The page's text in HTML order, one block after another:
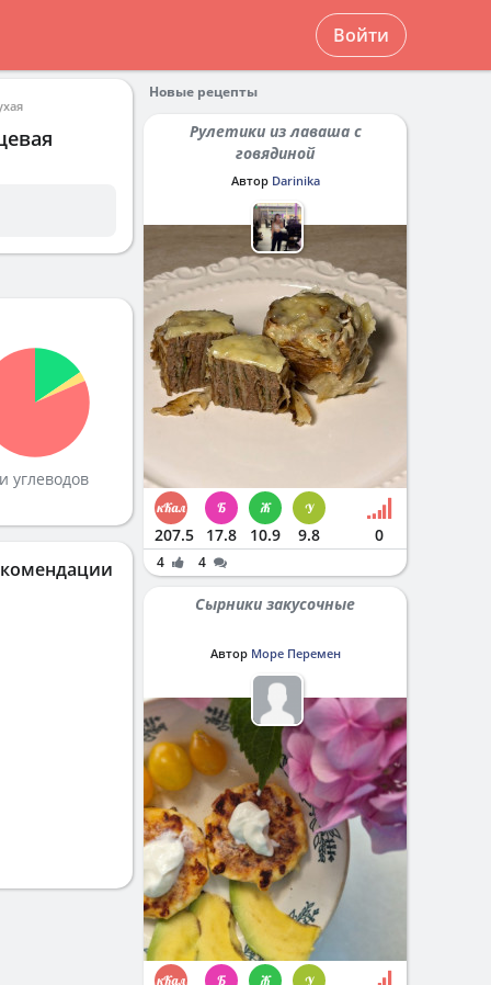
Войти
углеводов
Новые рецепты
Рулетики из лаваша с
говядиной
Автор Darinika
207.5 17.8 10.9 9.8 0
4 4
Сырники закусочные
Автор Море Перемен